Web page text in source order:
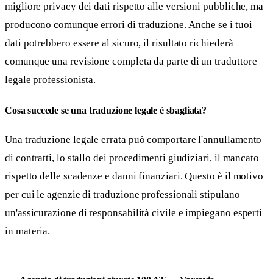
migliore privacy dei dati rispetto alle versioni pubbliche, ma
producono comunque errori di traduzione. Anche se i tuoi
dati potrebbero essere al sicuro, il risultato richiederà
comunque una revisione completa da parte di un traduttore
legale professionista.
Cosa succede se una traduzione legale è sbagliata?
Una traduzione legale errata può comportare l'annullamento
di contratti, lo stallo dei procedimenti giudiziari, il mancato
rispetto delle scadenze e danni finanziari. Questo è il motivo
per cui le agenzie di traduzione professionali stipulano
un'assicurazione di responsabilità civile e impiegano esperti
in materia.